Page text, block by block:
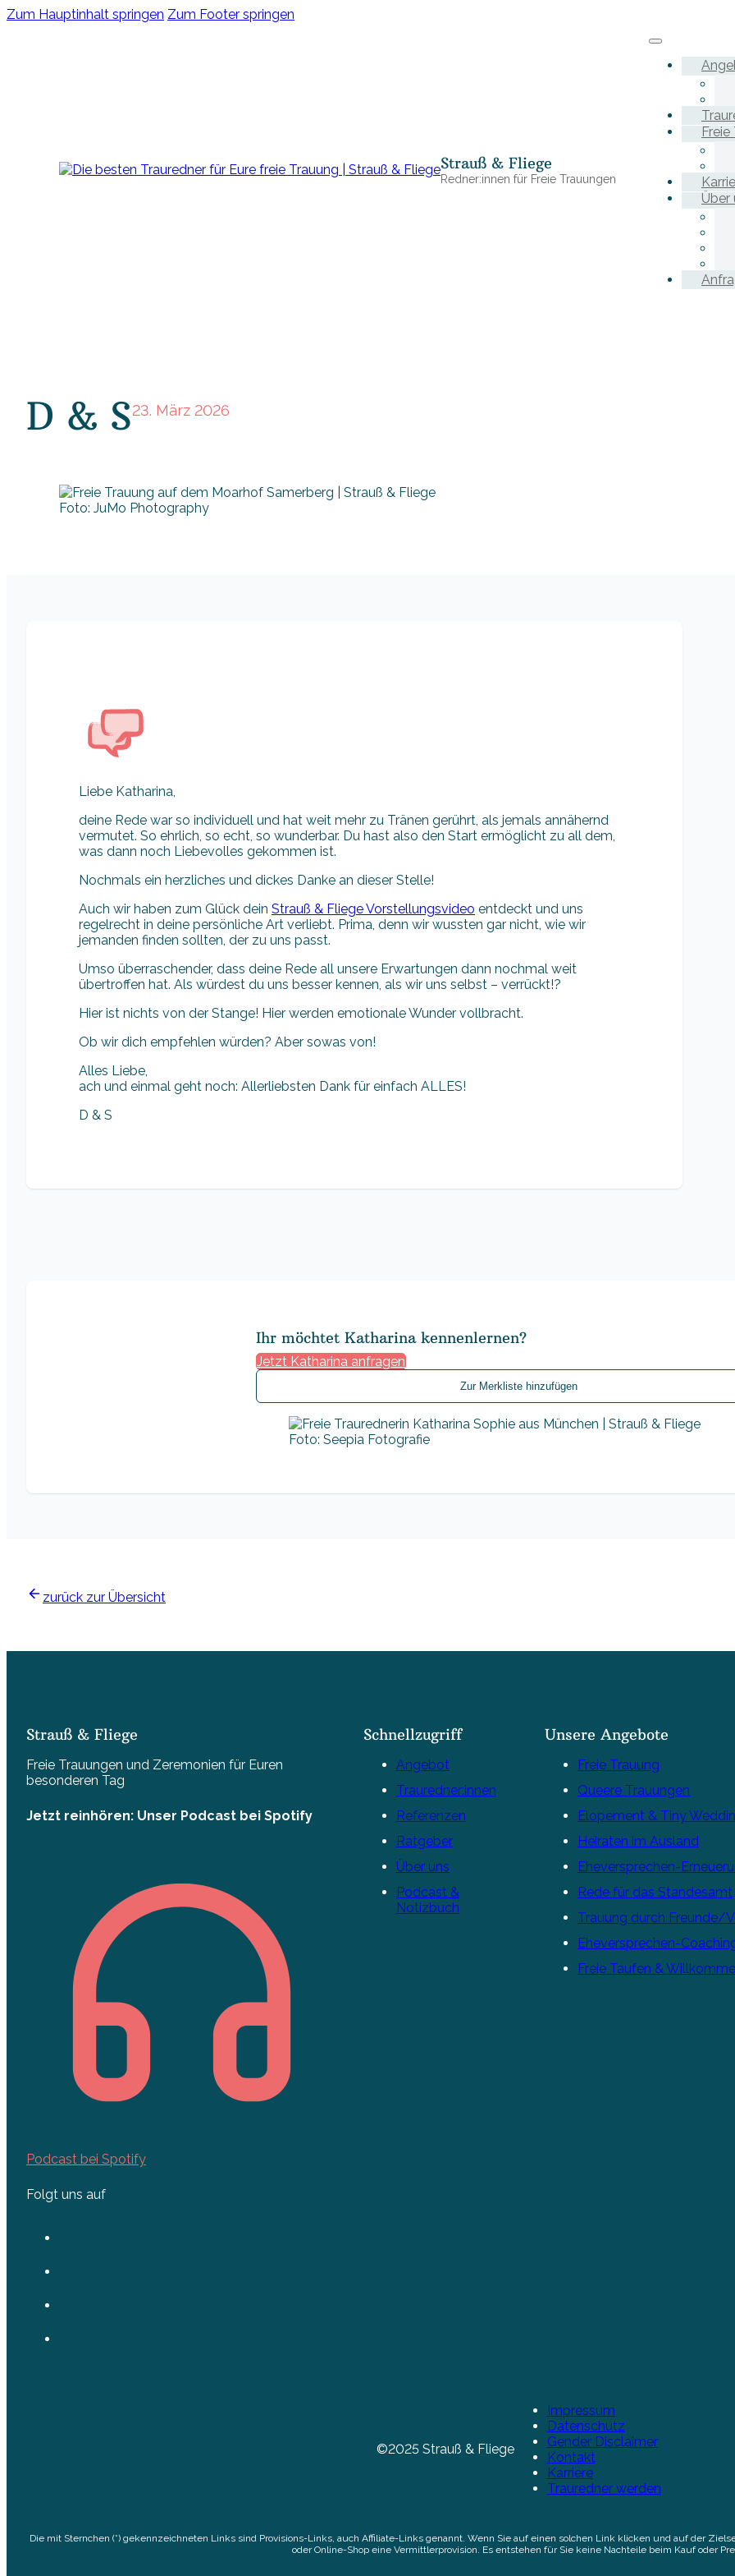
Zum Hauptinhalt springen Zum Footer springen
Strauß & Fliege
Redner:innen für Freie Trauungen
Über
D & S23. März 2026
Foto: JuMo Photography
Liebe Katharina,
deine Rede war so individuell und hat weit mehr zu Tränen gerührt, als jemals annähernd
vermutet. So ehrlich, so echt, so wunderbar. Du hast also den Start ermöglicht zu all dem,
was dann noch Liebevolles gekommen ist.
Nochmals ein herzliches und dickes Danke an dieser Stelle!
Auch wir haben zum Glück dein Strauß & Fliege Vorstellungsvideo entdeckt und uns
regelrecht in deine persönliche Art verliebt. Prima, denn wir wussten gar nicht, wie wir
jemanden finden sollten, der zu uns passt.
Umso überraschender, dass deine Rede all unsere Erwartungen dann nochmal weit
übertroffen hat. Als würdest du uns besser kennen, als wir uns selbst – verrückt!?
Hier ist nichts von der Stange! Hier werden emotionale Wunder vollbracht.
Ob wir dich empfehlen würden? Aber sowas von!
Alles Liebe,
ach und einmal geht noch: Allerliebsten Dank für einfach ALLES!
D & S
Ihr möchtet Katharina kennenlernen?
Jetzt Katharina anfragen
Zur Merkliste hinzufügen
Foto: Seepia Fotografie
zurück zur Übersicht
Strauß & Fliege
Freie Trauungen und Zeremonien für Euren
besonderen Tag
Jetzt reinhören: Unser Podcast bei Spotify
Podcast bei Spotify
Folgt uns auf
Schnellzugriff
Angebot
Trauredner:innen
Referenzen
Ratgeber
Über uns
Podcast &
Notizbuch
Unsere Angebote
Freie Trauung
Queere Trauungen
Elopement & Tiny
Heiraten im Ausland
Eheversprechen-
Rede für das Standesamt
Trauung durch Freunde/
Eheversprechen-
Freie Taufen &
©2025 Strauß & Fliege
Impressum
Datenschutz
Gender Disclaimer
Kontakt
Karriere
Trauredner werden
Die mit Sternchen (*) gekennzeichneten Links sind Provisions-Links, auch Affiliate-Links genannt. Wenn Sie auf einen solchen Link klicken und auf der
oder Online-Shop eine Vermittlerprovision. Es entstehen für Sie keine Nachteile beim Kauf oder